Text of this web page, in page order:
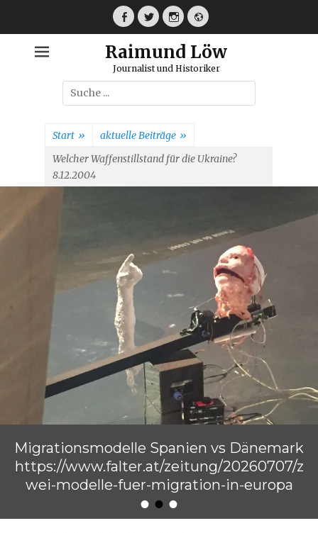
Facebook
TwitterInstagramWebseite
Raimund Löw
Journalist und Historiker
Suche
nach:
Start » aktuelle Beiträge »
Welcher Waffenstillstand für die Ukraine?
8.12.2004
•••
Migrationsmodelle Spanien vs Dänemark
https://www.falter.at/zeitung/20260707/z
wei-modelle-fuer-migration-in-europa
Raimund Löw